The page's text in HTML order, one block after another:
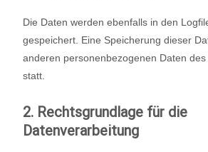
Die Daten werden ebenfalls in den
gespeichert. Eine Speicherung dieser
anderen personenbezogenen Daten
statt.
2. Rechtsgrundlage für die
Datenverarbeitung